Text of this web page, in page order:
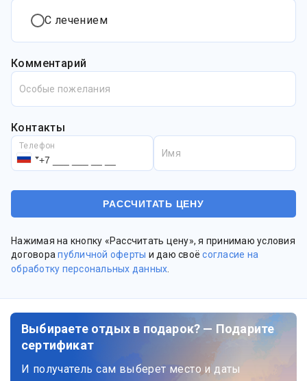
С лечением
Комментарий
Особые пожелания
Контакты
Телефон
Имя
Нажимая на кнопку «Рассчитать цену», я принимаю условия
договорапубличной оферты и даю своёсогласие на
обработку персональных данных
Выбираете отдых в подарок? — Подарите
сертификат
И получатель сам выберет место и даты